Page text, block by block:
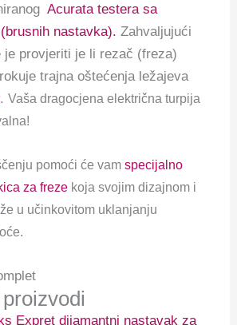
Acurata testera sa
nastavka). Zahvaljujući
je provjeriti je li rezač (freza)
trajna oštećenja ležajeva
.Vaša dragocjena električna turpija
pomoći će vamspecijalno
za freze koja svojim dizajnom i
u učinkovitom uklanjanju